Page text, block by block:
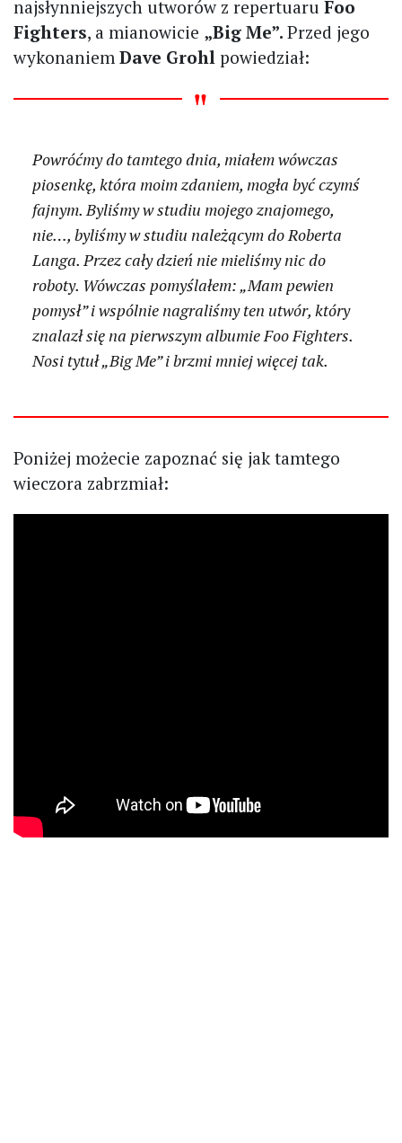
najsłynniejszych utworów z repertuaru Foo
Fighters, a mianowicie „Big Me”. Przed jego
wykonaniem Dave Grohl powiedział:
Powróćmy do tamtego dnia, miałem wówczas
piosenkę, która moim zdaniem, mogła być czymś
fajnym. Byliśmy w studiu mojego znajomego,
nie…, byliśmy w studiu należącym do Roberta
Langa. Przez cały dzień nie mieliśmy nic do
roboty. Wówczas pomyślałem: „Mam pewien
pomysł” i wspólnie nagraliśmy ten utwór, który
znalazł się na pierwszym albumie Foo Fighters.
Nosi tytuł „Big Me” i brzmi mniej więcej tak.
Poniżej możecie zapoznać się jak tamtego
wieczora zabrzmiał: